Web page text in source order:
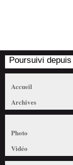
Poursuivi
Accueil
Archives
Photo
Vidéo